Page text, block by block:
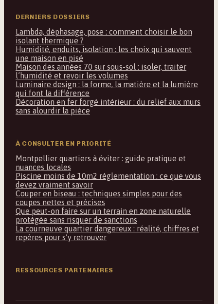
DERNIERS DOSSIERS
Lambda, déphasage, pose : comment choisir le bon
isolant thermique ?
Humidité, enduits, isolation : les choix qui sauvent
une maison en pisé
Maison des années 70 sur sous-sol : isoler, traiter
l’humidité et revoir les volumes
Luminaire design : la forme, la matière et la lumière
qui font la différence
Décoration en fer forgé intérieur : du relief aux murs
sans alourdir la pièce
À CONSULTER EN PRIORITÉ
Montpellier quartiers à éviter : guide pratique et
nuances locales
Piscine moins de 10m2 réglementation : ce que vous
devez vraiment savoir
Couper en biseau : techniques simples pour des
coupes nettes et précises
Que peut-on faire sur un terrain en zone naturelle
protégée sans risquer de sanctions
La courneuve quartier dangereux : réalité, chiffres et
repères pour s’y retrouver
RESSOURCES PARTENAIRES